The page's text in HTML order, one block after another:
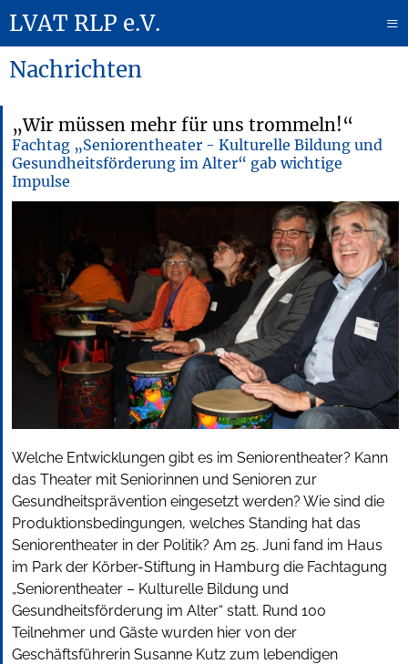
LVAT RLP e.V.
≡
Nachrichten
„Wir müssen mehr für uns trommeln!“
Fachtag „Seniorentheater - Kulturelle Bildung und
Gesundheitsförderung im Alter“ gab wichtige
Impulse
Welche Entwicklungen gibt es im Seniorentheater? Kann
das Theater mit Seniorinnen und Senioren zur
Gesundheitsprävention eingesetzt werden? Wie sind die
Produktionsbedingungen, welches Standing hat das
Seniorentheater in der Politik? Am 25. Juni fand im Haus
im Park der Körber-Stiftung in Hamburg die Fachtagung
„Seniorentheater – Kulturelle Bildung und
Gesundheitsförderung im Alter“ statt. Rund 100
Teilnehmer und Gäste wurden hier von der
Geschäftsführerin Susanne Kutz zum lebendigen